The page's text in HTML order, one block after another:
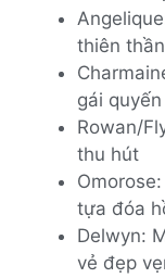
thiên thần
gái quyến
Rowan/
thu hút
tựa đóa
Delwyn:
vẻ đẹp